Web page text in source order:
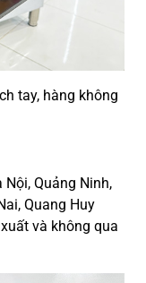
tay, hàng không
Quảng Ninh,
Quang Huy
và không qua